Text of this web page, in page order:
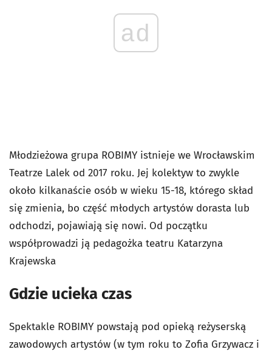
ad
Młodzieżowa grupa ROBIMY istnieje we Wrocławskim
Teatrze Lalek od 2017 roku. Jej kolektyw to zwykle
około kilkanaście osób w wieku 15-18, którego skład
się zmienia, bo część młodych artystów dorasta lub
odchodzi, pojawiają się nowi. Od początku
współprowadzi ją pedagożka teatru Katarzyna
Krajewska
Gdzie ucieka czas
Spektakle ROBIMY powstają pod opieką reżyserską
zawodowych artystów (w tym roku to Zofia Grzywacz i